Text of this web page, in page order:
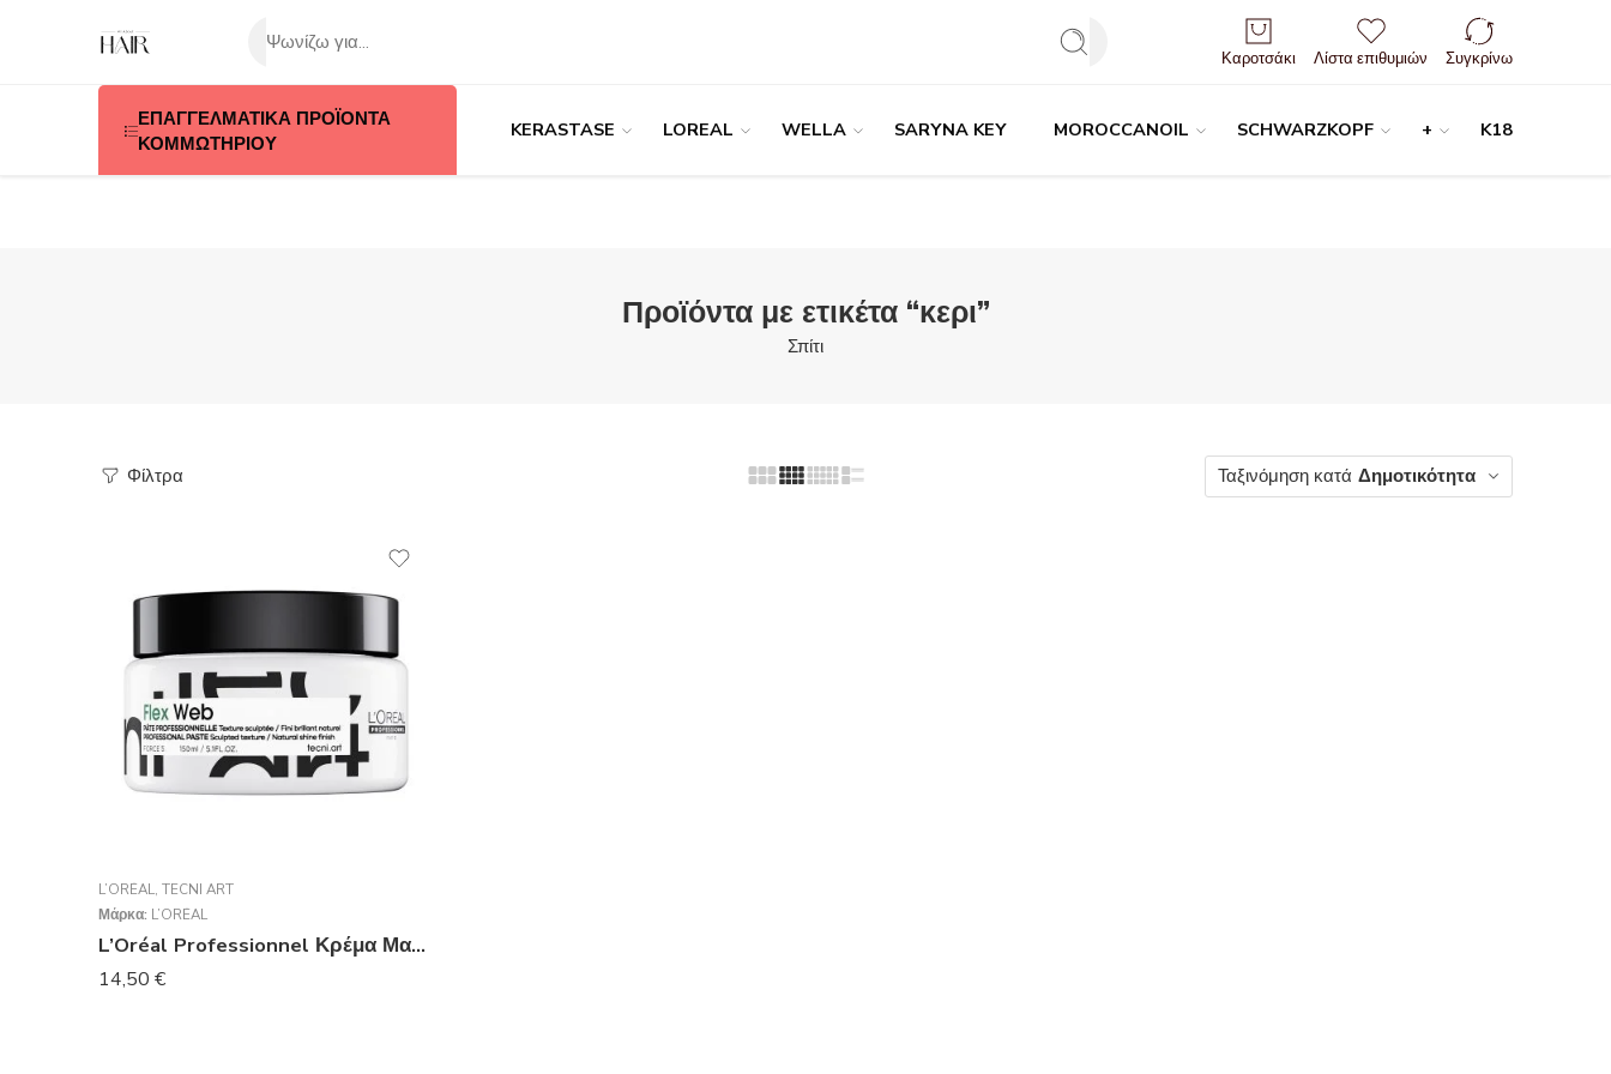
Είσοδος / Εγγραφή
Καροτσάκι Λίστα επιθυμιών Συγκρίνω
ΕΠΑΓΓΕΛΜΑΤΙΚΑ ΠΡΟΪΟΝΤΑ
ΚΟΜΜΩΤΗΡΙΟΥ
KERASTASE LOREAL WELLA SARYNA KEY MOROCCANOIL SCHWARZKOPF + K18
Προϊόντα με ετικέτα “κερι”
Σπίτι
Φίλτρα Ταξινόμηση κατά Δημοτικότητα
L’ORÉAL, TECNI ART
Μάρκα: L’ORÉAL
L’Oréal Professionnel Κρέμα Μαλλιών Tecni Art Web Sculpting Paste Force 5 για Διαμόρφωση με Δυνατό Κράτημα 150ml
14,50 €